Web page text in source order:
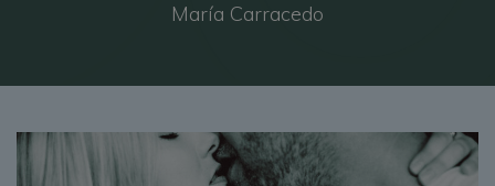
María Carracedo